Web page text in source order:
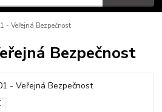
- Veřejná Bezpečnost
Bezpečnost